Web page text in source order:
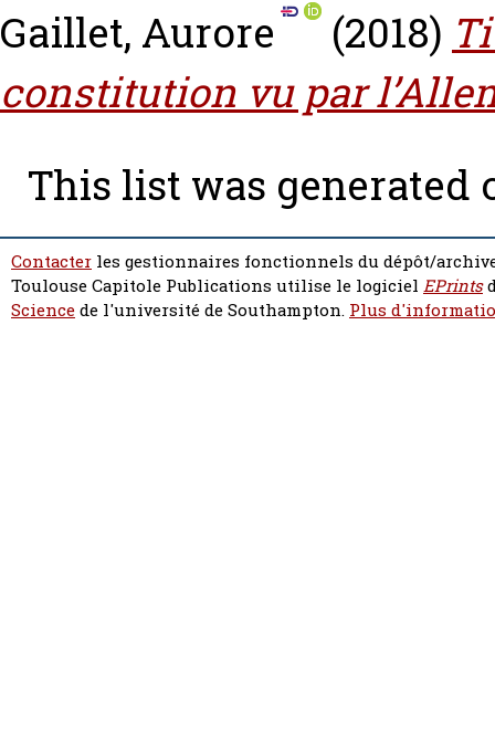
Gaillet, Aurore
(2018)
constitution vu par
This list was generated
Contacter les gestionnaires fonctionnels du dépôt/
Toulouse Capitole Publications utilise le logiciel EPrints
Sciencede l'université de Southampton. Plus